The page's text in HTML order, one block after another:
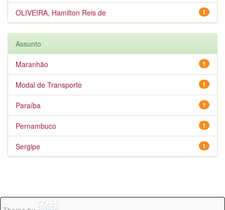
1
OLIVEIRA, Hamilton Reis de
Assunto
1
Maranhão
1
Modal de Transporte
1
Paraíba
1
Pernambuco
1
Sergipe